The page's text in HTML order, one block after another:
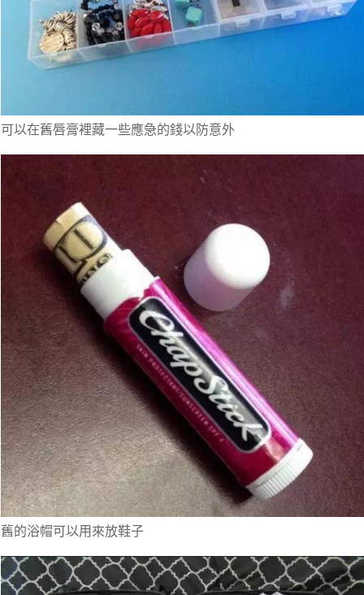
可以在舊唇膏裡藏一些應急的錢以防意外
舊的浴帽可以用來放鞋子